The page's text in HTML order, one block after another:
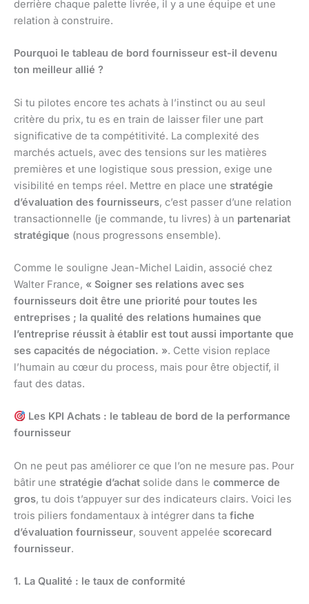
derrière chaque palette livrée, il y a une équipe et une
relation à construire.
Pourquoi le tableau de bord fournisseur est-il devenu
ton meilleur allié ?
Si tu pilotes encore tes achats à l’instinct ou au seul
critère du prix, tu es en train de laisser filer une part
significative de ta compétitivité. La complexité des
marchés actuels, avec des tensions sur les matières
premières et une logistique sous pression, exige une
visibilité en temps réel. Mettre en place une stratégie
d’évaluation des fournisseurs, c’est passer d’une relation
transactionnelle (je commande, tu livres) à un partenariat
stratégique (nous progressons ensemble).
Comme le souligne Jean-Michel Laidin, associé chez
Walter France, « Soigner ses relations avec ses
fournisseurs doit être une priorité pour toutes les
entreprises ; la qualité des relations humaines que
l’entreprise réussit à établir est tout aussi importante que
ses capacités de négociation. ». Cette vision replace
l’humain au cœur du process, mais pour être objectif, il
faut des datas.
Les KPI Achats : le tableau de bord de la performance
fournisseur
On ne peut pas améliorer ce que l’on ne mesure pas. Pour
bâtir une stratégie d’achat solide dans le commerce de
gros, tu dois t’appuyer sur des indicateurs clairs. Voici les
trois piliers fondamentaux à intégrer dans ta fiche
d’évaluation fournisseur, souvent appelée scorecard
fournisseur.
1. La Qualité : le taux de conformité